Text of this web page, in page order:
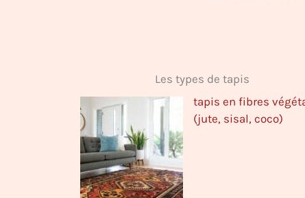
Les types de tapis
tapis en fibres
(jute, sisal, coco)